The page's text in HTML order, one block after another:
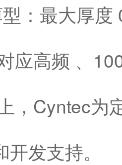
型：最大厚
应高频 、
，Cyntec为
发支持。